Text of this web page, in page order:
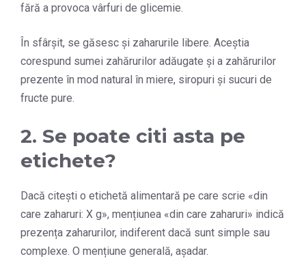
fără a provoca vârfuri de glicemie.
În sfârșit, se găsesc și zaharurile libere. Aceștia
corespund sumei zahărurilor adăugate și a zahărurilor
prezente în mod natural în miere, siropuri și sucuri de
fructe pure.
2. Se poate citi asta pe
etichete?
Dacă citești o etichetă alimentară pe care scrie «din
care zaharuri: X g», mențiunea «din care zaharuri» indică
prezența zaharurilor, indiferent dacă sunt simple sau
complexe. O mențiune generală, așadar.